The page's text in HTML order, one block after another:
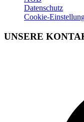
Datenschutz
Cookie-
UNSERE